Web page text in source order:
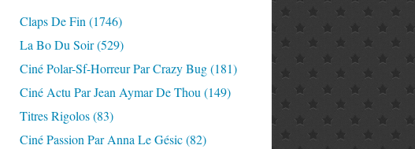
Claps De Fin (1746)
La Bo Du Soir(529)
Ciné Polar-Sf-Horreur Par Crazy Bug(181)
Ciné Actu Par Jean Aymar De Thou (149)
Titres Rigolos(83)
Ciné Passion Par Anna Le Gésic(82)